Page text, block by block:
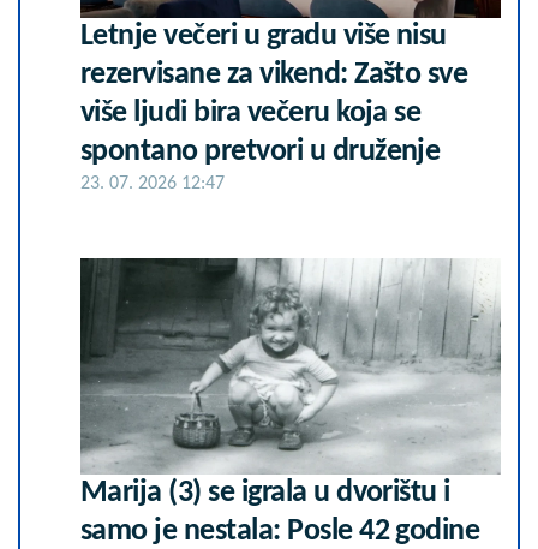
Letnje večeri u gradu više nisu
rezervisane za vikend: Zašto sve
više ljudi bira večeru koja se
spontano pretvori u druženje
23. 07. 2026 12:47
Marija (3) se igrala u dvorištu i
samo je nestala: Posle 42 godine